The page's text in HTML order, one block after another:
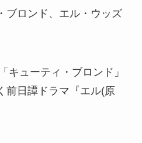
ブロンド、エル・ウッズ
キューティ・ブロンド」
前日譚ドラマ『エル(原